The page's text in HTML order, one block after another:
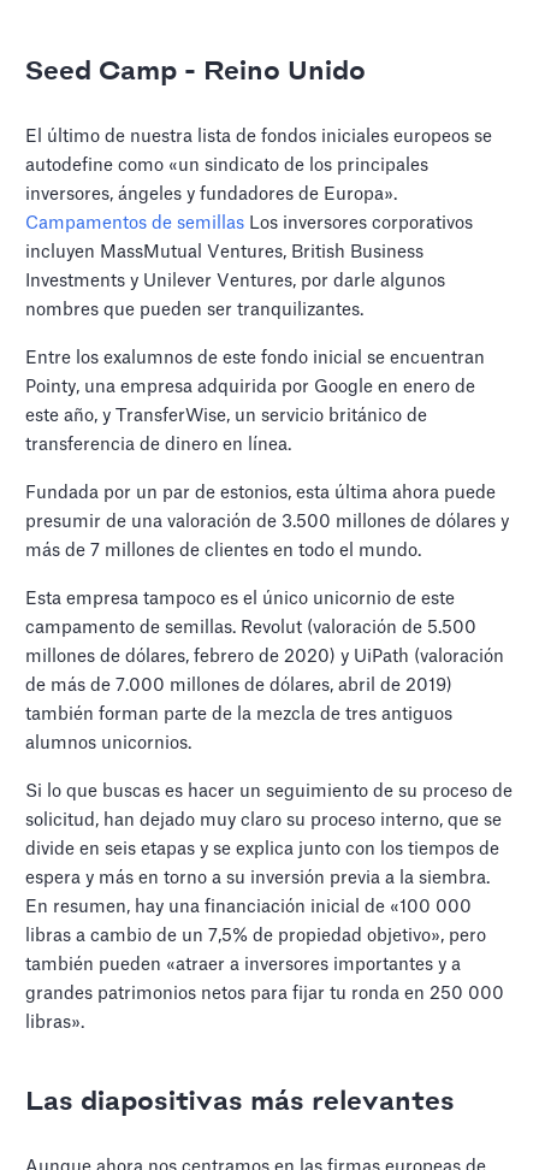
Seed Camp - Reino Unido
El último de nuestra lista de fondos iniciales europeos se
autodefine como «un sindicato de los principales
inversores, ángeles y fundadores de Europa».
Campamentos de semillas Los inversores corporativos
incluyen MassMutual Ventures, British Business
Investments y Unilever Ventures, por darle algunos
nombres que pueden ser tranquilizantes.
Entre los exalumnos de este fondo inicial se encuentran
Pointy, una empresa adquirida por Google en enero de
este año, y TransferWise, un servicio británico de
transferencia de dinero en línea.
Fundada por un par de estonios, esta última ahora puede
presumir de una valoración de 3.500 millones de dólares y
más de 7 millones de clientes en todo el mundo.
Esta empresa tampoco es el único unicornio de este
campamento de semillas. Revolut (valoración de 5.500
millones de dólares, febrero de 2020) y UiPath (valoración
de más de 7.000 millones de dólares, abril de 2019)
también forman parte de la mezcla de tres antiguos
alumnos unicornios.
Si lo que buscas es hacer un seguimiento de su proceso de
solicitud, han dejado muy claro su proceso interno, que se
divide en seis etapas y se explica junto con los tiempos de
espera y más en torno a su inversión previa a la siembra.
En resumen, hay una financiación inicial de «100 000
libras a cambio de un 7,5% de propiedad objetivo», pero
también pueden «atraer a inversores importantes y a
grandes patrimonios netos para fijar tu ronda en 250 000
libras».
Las diapositivas más relevantes